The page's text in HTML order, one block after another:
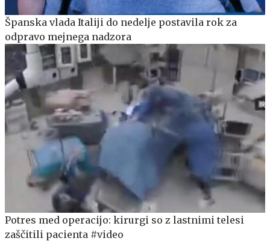
Španska vlada Italiji do nedelje postavila rok za
odpravo mejnega nadzora
Potres med operacijo: kirurgi so z lastnimi telesi
zaščitili pacienta #video